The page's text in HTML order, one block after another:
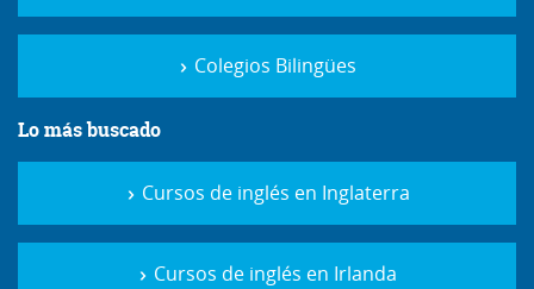
Colegios Bilingües
Lo más buscado
Cursos de inglés en Inglaterra
Cursos de inglés en Irlanda